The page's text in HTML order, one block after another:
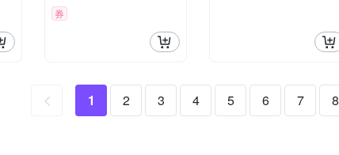
券
1 2 3 4 5 6 7 8